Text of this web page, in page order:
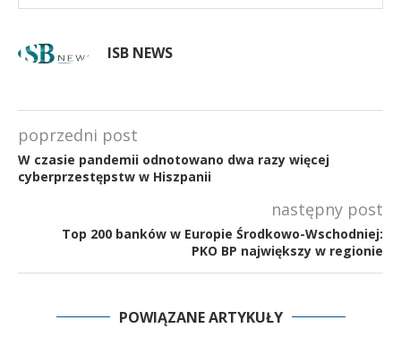
ISB NEWS
poprzedni post
W czasie pandemii odnotowano dwa razy więcej
cyberprzestępstw w Hiszpanii
następny post
Top 200 banków w Europie Środkowo-Wschodniej:
PKO BP największy w regionie
POWIĄZANE ARTYKUŁY